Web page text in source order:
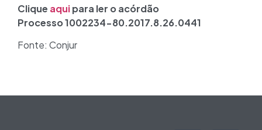
Clique aquipara ler o acórdão
Processo 1002234-80.2017.8.26.0441
Fonte: Conjur